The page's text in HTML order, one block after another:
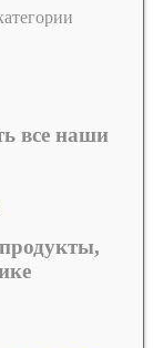
все наши